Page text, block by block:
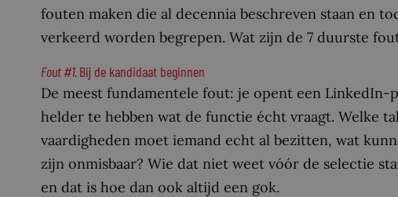
fouten maken die al decennia beschreven staan en
verkeerd worden begrepen. Wat zijn de 7 duurste
Fout #1.Bij de kandidaat beginnen
De meest fundamentele fout: je opent een
helder te hebben wat de functie écht vraagt. Welke
vaardigheden moet iemand echt al bezitten, wat
zijn onmisbaar? Wie dat niet weet vóór de selectie
en dat is hoe dan ook altijd een gok.